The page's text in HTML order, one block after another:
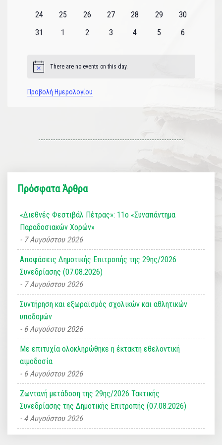
0
24
0
25
0
26
0
27
0
28
0
29
0
30
0
31
0
1
0
2
0
3
0
4
0
5
0
6
Notice There are no events on this day.
Προβολή Ημερολογίου
Πρόσφατα Άρθρα
«Διεθνές Φεστιβάλ Πέτρας»: 11ο «Συναπάντημα
Παραδοσιακών Χορών»
7 Αυγούστου 2026
Αποφάσεις Δημοτικής Επιτροπής της 29ης/2026
Συνεδρίασης (07.08.2026)
7 Αυγούστου 2026
Συντήρηση και εξωραϊσμός σχολικών και αθλητικών
υποδομών
6 Αυγούστου 2026
Με επιτυχία ολοκληρώθηκε η έκτακτη εθελοντική
αιμοδοσία
6 Αυγούστου 2026
Ζωντανή μετάδοση της 29ης/2026 Τακτικής
Συνεδρίασης της Δημοτικής Επιτροπής (07.08.2026)
4 Αυγούστου 2026